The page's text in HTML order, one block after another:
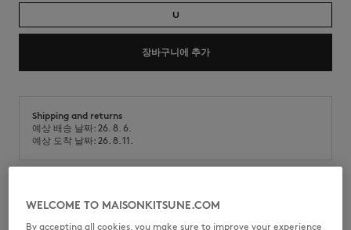
U
장바구니에 추가
Shipping and returns
예상 배송 날짜: 26. 8. 6.
예상 도착 날짜: 26. 8. 11.
메종키츠네 x A. Society 콜라보레이션 선글라스. 코브랜딩 디자인.
WELCOME TO MAISONKITSUNE.COM
By accepting all cookies, you make sure to improve your experience